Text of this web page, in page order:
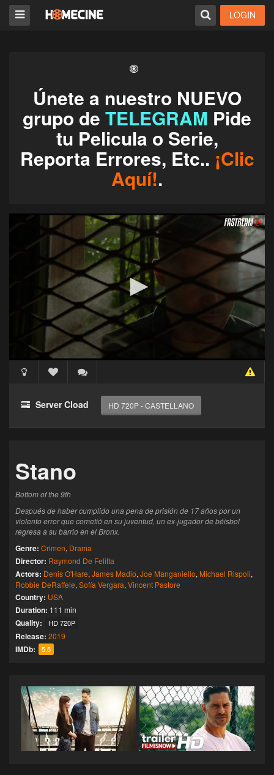
LOGIN
Únete a nuestro NUEVO
grupo de TELEGRAM Pide
tu Pelicula o Serie,
Reporta Errores, Etc.. ¡Clic
Aquí!.
Haz clic 3 veces en el botón para desbloquear este
reproductor
Server Cload HD 720P - CASTELLANO
Stano
Bottom of the 9th
Después de haber cumplido una pena de prisión de 17 años por un
violento error que cometió en su juventud, un ex-jugador de béisbol
regresa a su barrio en el Bronx.
Genre: Crimen, Drama
Director: Raymond De Felitta
Actors: Denis O'Hare, James Madio, Joe Manganiello, Michael Rispoli,
Robbie DeRaffele, Sofía Vergara, Vincent Pastore
Country: USA
Duration: 111 min
Quality: HD 720P
Release: 2019
IMDb: 5.5